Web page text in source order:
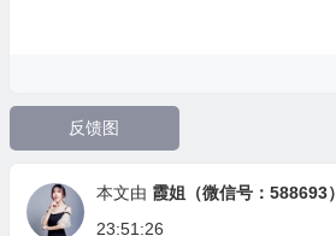
反馈图
本文由 霞姐（微信号：588693）
23:51:26